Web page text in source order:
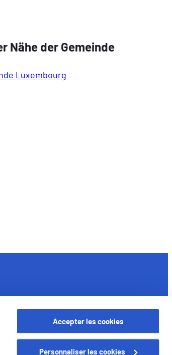
Accepter les cookies
Personnaliser les cookies
Nähe der Gemeinde
Luxembourg